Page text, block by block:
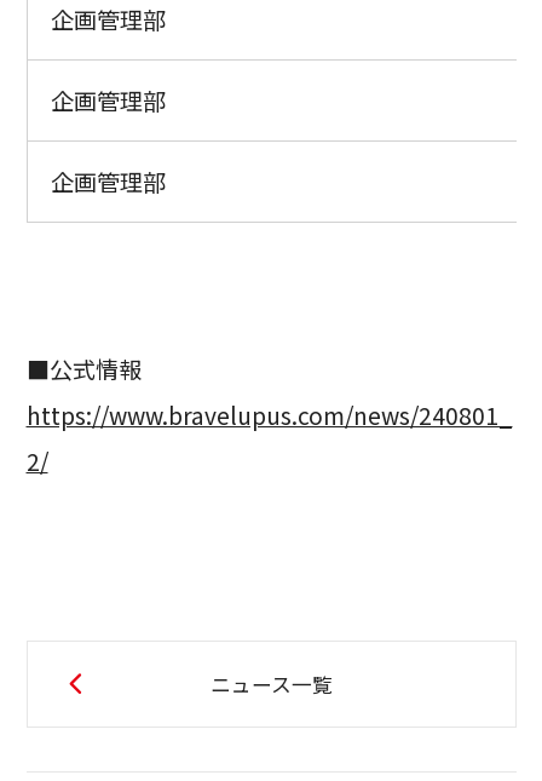
企画管理部
企画管理部
企画管理部
■公式情報
https://www.bravelupus.com/news/240801_
2/
ニュース一覧